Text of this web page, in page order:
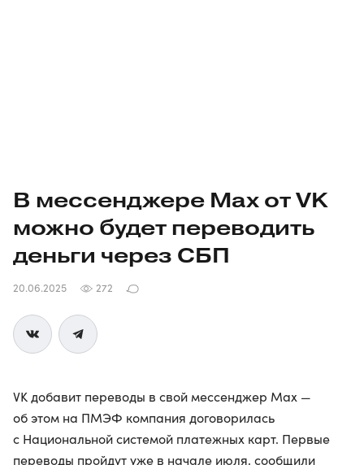
В мессенджере Max от VK
можно будет переводить
деньги через СБП
20.06.2025 272
VK добавит переводы в свой мессенджер Max —
об этом на ПМЭФ компания договорилась
с Национальной системой платежных карт. Первые
переводы пройдут уже в начале июля, сообщили